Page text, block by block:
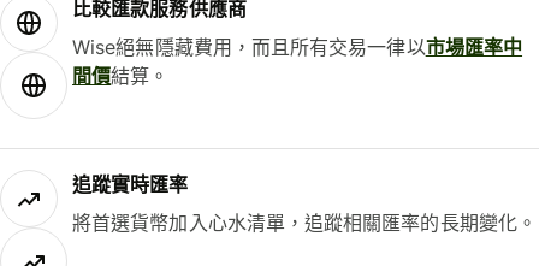
比較匯款服務供應商
Wise絕無隱藏費用，而且所有交易一律以市場匯率中
間價結算。
追蹤實時匯率
將首選貨幣加入心水清單，追蹤相關匯率的長期變化。